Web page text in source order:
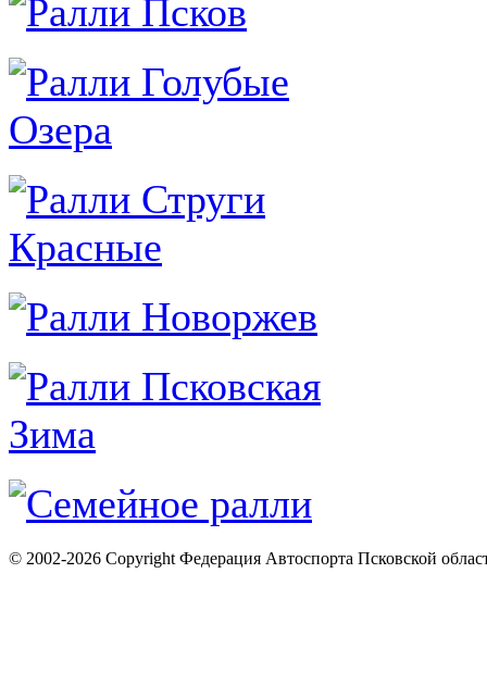
© 2002-2026 Copyright Федерация Автоспорта Псковской